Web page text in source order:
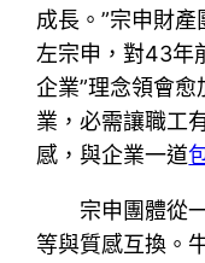
成長。”宗申財
左宗申，對43年
企業”理念領會
業，必需讓職工
感，與企業一道
宗申團體從
等與質感互換。